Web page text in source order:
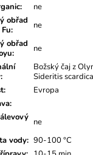
:
ne
obřad
:
ne
obřad
:
ne
:
Božský čaj z
Sideritis
:
Evropa
:
ne
vody: 90-100 °C